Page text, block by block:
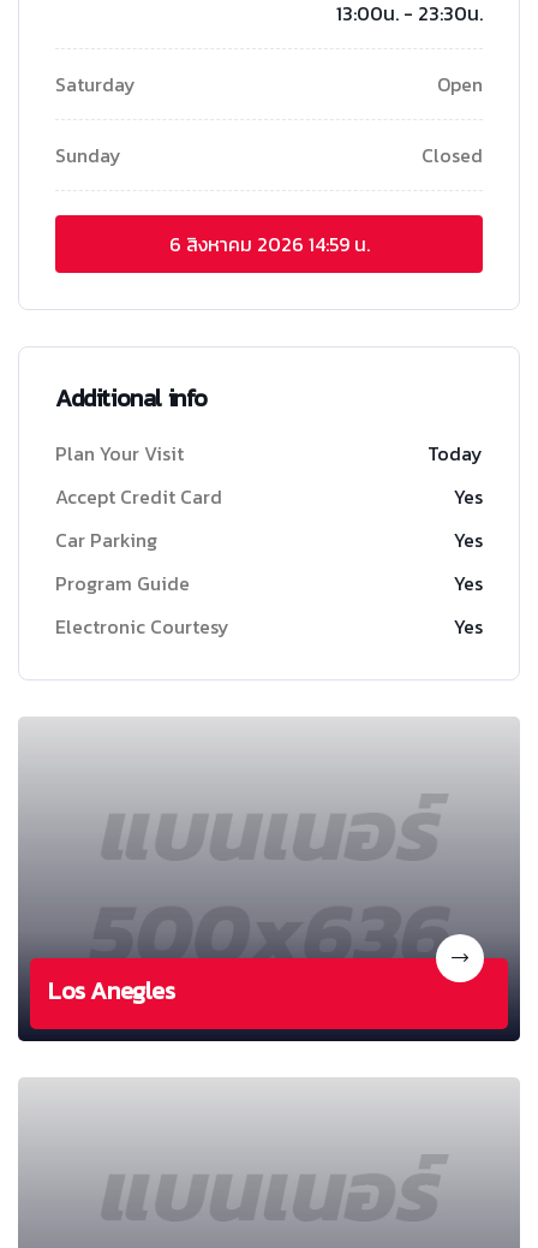
13:00น. - 23:30น.
Saturday Open
Sunday Closed
6 สิงหาคม 2026 14:59 น.
Additional info
Plan Your Visit
Today
Accept Credit Card
Yes
Car Parking
Yes
Program Guide
Yes
Electronic Courtesy
Yes
Los Anegles